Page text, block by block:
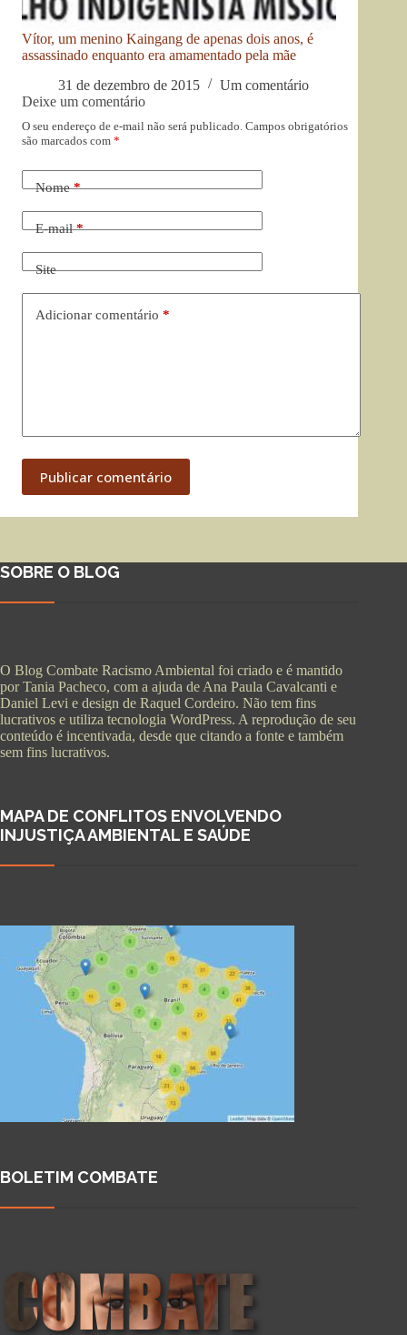
Vítor, um menino Kaingang de apenas dois anos, é
assassinado enquanto era amamentado pela mãe
31 de dezembro de 2015
Um comentário
Deixe um comentário
O seu endereço de e-mail não será publicado. Campos obrigatórios
são marcados com *
Nome*
E-mail*
Site
Adicionar comentário *
Publicar comentário
SOBRE O BLOG
O Blog Combate Racismo Ambiental foi criado e é mantido
por Tania Pacheco, com a ajuda de Ana Paula Cavalcanti e
Daniel Levi e design de Raquel Cordeiro. Não tem fins
lucrativos e utiliza tecnologia WordPress. A reprodução de seu
conteúdo é incentivada, desde que citando a fonte e também
sem fins lucrativos.
MAPA DE CONFLITOS ENVOLVENDO
INJUSTIÇA AMBIENTAL E SAÚDE
BOLETIM COMBATE